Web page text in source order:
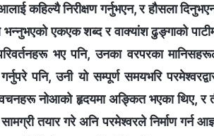
कहिल्यै निरीक्षण गर्नुभएन, र हौसला
एकएक शब्द र वाक्यांश ढुङ्गाको
भए पनि, उनका वरपरका
पनि, उनी यो सम्पूर्ण समयभरि
वचनहरू नोआको हृदयमा अङ्कित भएका थिए, र
तयार गरे अनि परमेश्‍वरले निर्माण गर्न